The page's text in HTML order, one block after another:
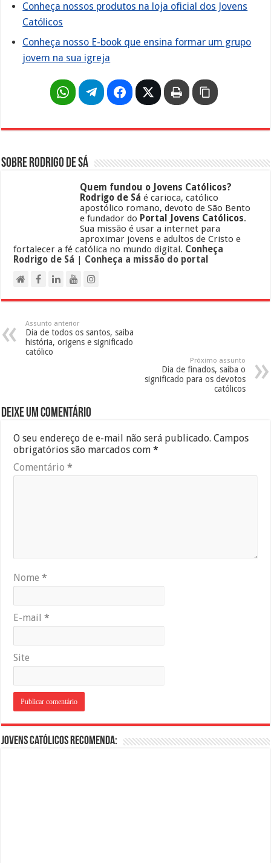
Conheça nossos produtos na loja oficial dos Jovens
Católicos
Conheça nosso E-book que ensina formar um grupo
jovem na sua igreja
Sobre Rodrigo de Sá
Quem fundou o Jovens Católicos?
Rodrigo de Sá é carioca, católico
apostólico romano, devoto de São Bento
e fundador do Portal Jovens Católicos.
Sua missão é usar a internet para
aproximar jovens e adultos de Cristo e
fortalecer a fé católica no mundo digital. Conheça
Rodrigo de Sá
Conheça a missão do portal
Assunto anterior
Dia de todos os santos, saiba
história, origens e significado
católico
Próximo assunto
Dia de finados, saiba o
significado para os devotos
católicos
Deixe um comentário
O seu endereço de e-mail não será publicado. Campos
obrigatórios são marcados com*
Comentário*
Nome*
E-mail*
Site
Jovens Católicos Recomenda: